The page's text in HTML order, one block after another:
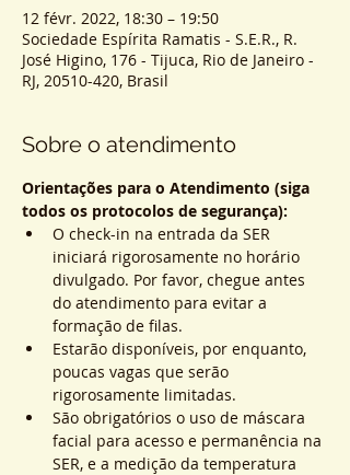
12 févr. 2022, 18:30 – 19:50
Sociedade Espírita Ramatis - S.E.R., R.
José Higino, 176 - Tijuca, Rio de Janeiro -
RJ, 20510-420, Brasil
Sobre o atendimento
Orientações para o Atendimento (siga
todos os protocolos de segurança):
O check-in na entrada da SER
iniciará rigorosamente no horário
divulgado. Por favor, chegue antes
do atendimento para evitar a
formação de filas.
Estarão disponíveis, por enquanto,
poucas vagas que serão
rigorosamente limitadas.
São obrigatórios o uso de máscara
facial para acesso e permanência na
SER, e a medição da temperatura